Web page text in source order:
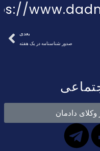
بعدی
صدور شناسنامه در یک هفته
دادمان